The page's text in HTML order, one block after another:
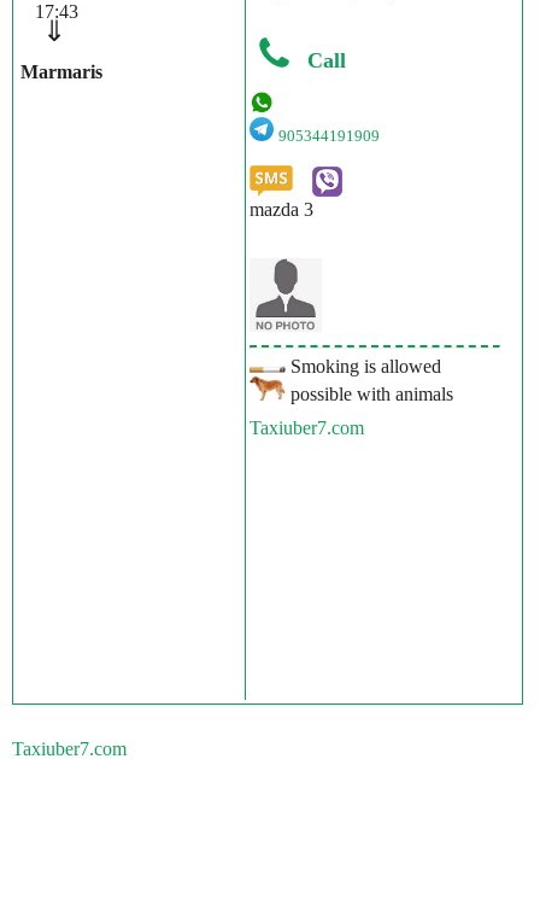
17:43
⇓
Marmaris Call
905344191909
mazda 3
Smoking is allowed
possible with animals
Taxiuber7.com
Taxiuber7.com